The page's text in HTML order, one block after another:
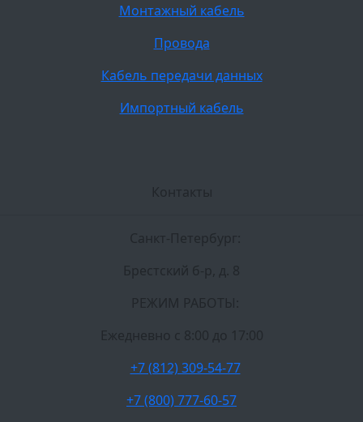
Монтажный кабель
Провода
Кабель передачи данных
Импортный кабель
Контакты
Санкт-Петербург:
Брестский б-р, д. 8
РЕЖИМ РАБОТЫ:
Ежедневно c 8:00 до 17:00
+7 (812) 309-54-77
+7 (800) 777-60-57